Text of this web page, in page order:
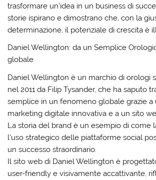
trasformare un’idea in un business di
storie ispirano e dimostrano che, con la
determinazione, il potenziale di crescita è
Daniel Wellington: da un Semplice
globale
Daniel Wellington è un marchio di orologi
nel 2011 da Filip Tysander, che ha saputo
semplice in un fenomeno globale grazie a
marketing digitale innovativa e a un sito
La storia del brand è un esempio di come
l’uso strategico delle piattaforme social
un successo straordinario.
Il sito web di Daniel Wellington è
user-friendly e visivamente accattivante,